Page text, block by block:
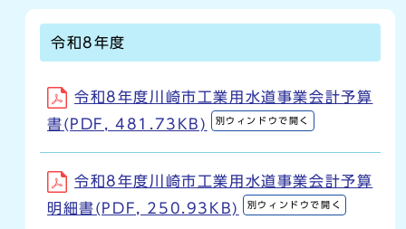
令和8年度
令和8年度川崎市工業用水道事業会計予算
書(PDF, 481.73KB)
別ウィンドウで開く
令和8年度川崎市工業用水道事業会計予算
明細書(PDF, 250.93KB)
別ウィンドウで開く